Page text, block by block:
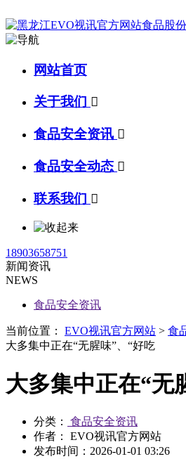
网站首页
关于我们 
食品安全资讯 
食品安全动态 
联系我们 
18903658751
新闻资讯
NEWS
食品安全资讯
当前位置： EVO视讯官方网站 > 食
大多集中正在“无腥味”、“好吃
大多集中正在“无
分类：
食品安全资讯
作者： EVO视讯官方网站
发布时间： 2026-01-01 03:26